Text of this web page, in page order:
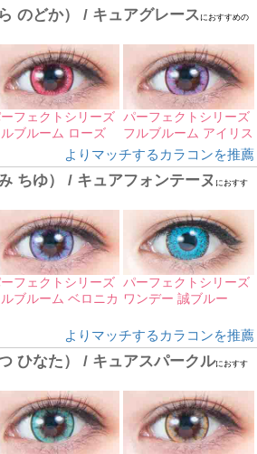
のどか） / キュアグレースにおすすめの
フェクトシリーズ
ブルーム ローズ
パーフェクトシリーズ
フルブルーム アイリス
よりマッチするカラコンを推薦
ちゆ） / キュアフォンテーヌ におすす
フェクトシリーズ
ブルーム ベロニカ
パーフェクトシリーズ
ワンデー 誠ブルー
よりマッチするカラコンを推薦
ひなた） / キュアスパークルにおすす